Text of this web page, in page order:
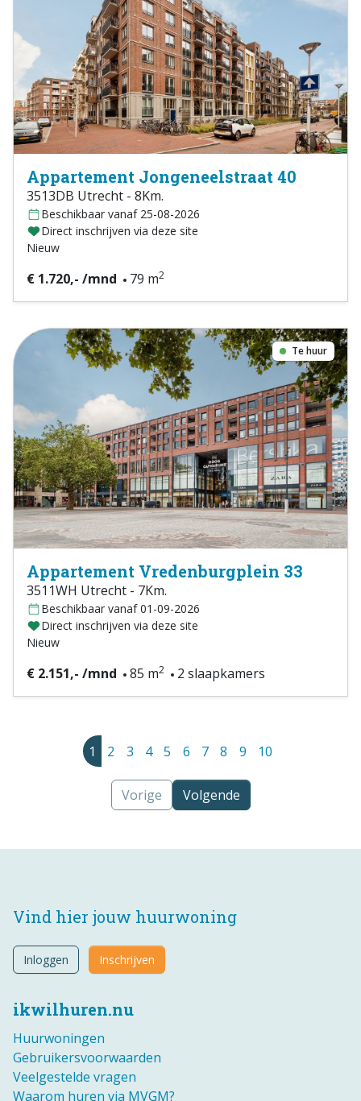
Appartement Jongeneelstraat 40
3513DB Utrecht - 8Km.
Beschikbaar vanaf 25-08-2026
Direct inschrijven via deze site
Nieuw
€ 1.720,- /mnd 79 m2
Te huur
Appartement Vredenburgplein 33
3511WH Utrecht - 7Km.
Beschikbaar vanaf 01-09-2026
Direct inschrijven via deze site
Nieuw
€ 2.151,- /mnd 85 m2 2 slaapkamers
1 2 3 4 5 6 7 8 9 10
Vorige Volgende
ikwilhuren.nu
Huurwoningen
Gebruikersvoorwaarden
Veelgestelde vragen
Waarom huren via MVGM?
Vind hier jouw huurwoning
Inloggen Inschrijven